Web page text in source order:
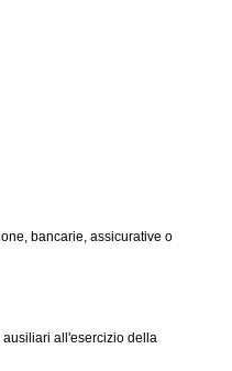
bancarie, assicurative o
all'esercizio della